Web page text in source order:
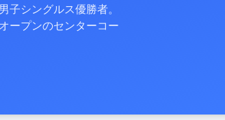
シングルス優勝者。
ープンのセンターコー